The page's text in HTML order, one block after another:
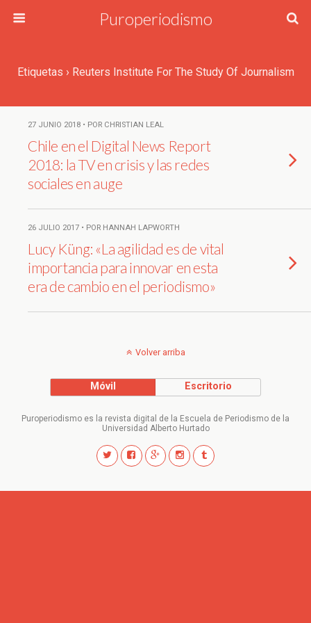
Puroperiodismo
Etiquetas › Reuters Institute For The Study Of Journalism
27 JUNIO 2018 • POR CHRISTIAN LEAL
Chile en el Digital News Report
2018: la TV en crisis y las redes
sociales en auge
26 JULIO 2017 • POR HANNAH LAPWORTH
Lucy Küng: «La agilidad es de vital
importancia para innovar en esta
era de cambio en el periodismo»
Volver arriba
Móvil Escritorio
Puroperiodismo es la revista digital de la Escuela de Periodismo de la
Universidad Alberto Hurtado